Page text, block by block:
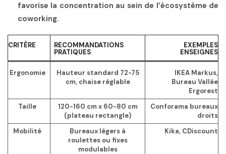
favorise la concentration au sein de l’écosystème de
coworking.
CRITÈRE
RECOMMANDATIONS
PRATIQUES
EXEMPLES
ENSEIGNES
Ergonomie
Hauteur standard 72-75
cm, chaise réglable
IKEA Markus,
Bureau Vallée
Ergorest
Taille
120-160 cm x 60-80 cm
(plateau rectangle)
Conforama bureaux
droits
Mobilité
Bureaux légers à
roulettes ou fixes
modulables
Kika, CDiscount